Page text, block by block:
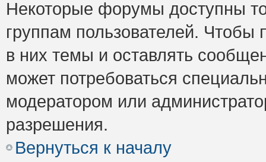
Некоторые форумы доступны
группам пользователей. Чтобы
в них темы и оставлять
может потребоваться
модератором или
разрешения.
Вернуться к началу